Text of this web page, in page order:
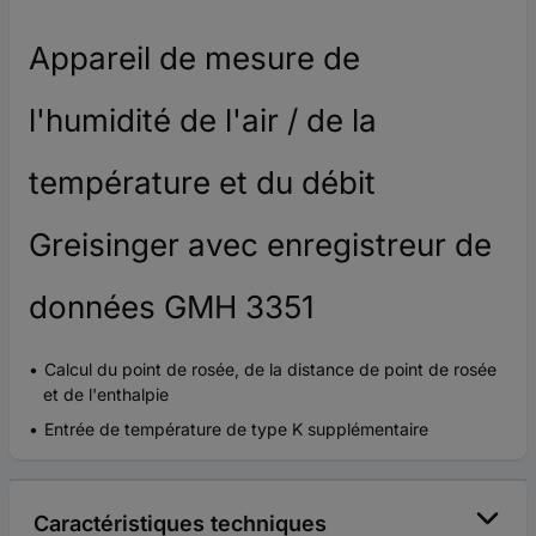
Appareil de mesure de
l'humidité de l'air / de la
température et du débit
Greisinger avec enregistreur de
données GMH 3351
Calcul du point de rosée, de la distance de point de rosée
et de l'enthalpie
Entrée de température de type K supplémentaire
Caractéristiques techniques